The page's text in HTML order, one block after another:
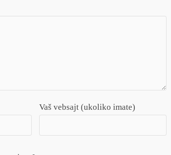
Vaš vebsajt (ukoliko imate)